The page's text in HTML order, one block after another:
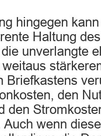
hingegen
Haltung
unverlangte
Briefkastens
den
den
wenn